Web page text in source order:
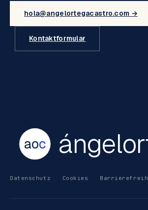
hola@angelortegacastro.com →
Kontaktformular
aoc
Datenschutz Cookies